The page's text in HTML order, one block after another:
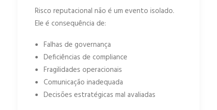
Risco reputacional não é um evento isolado.
Ele é consequência de:
Falhas de governança
Deficiências de compliance
Fragilidades operacionais
Comunicação inadequada
Decisões estratégicas mal avaliadas